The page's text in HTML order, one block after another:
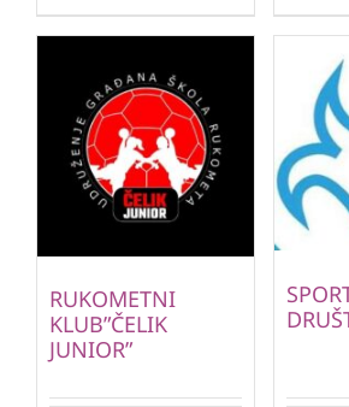
RUKOMETNI
KLUB”ČELIK
JUNIOR”